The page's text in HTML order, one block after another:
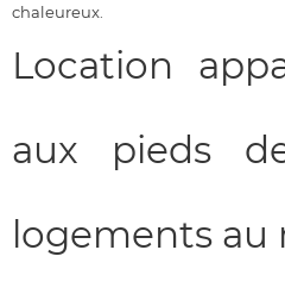
chaleureux.
Location
aux pieds
logements au